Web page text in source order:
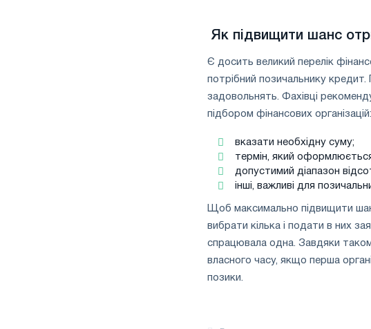
Як підвищити шанс
Є досить великий перелік
потрібний позичальнику кредит.
задовольнять. Фахівці
підбором фінансових організацій:
вказати необхідну суму;
термін, який
допустимий діапазон
інші, важливі для
Щоб максимально підвищити
вибрати кілька і подати в них
спрацювала одна. Завдяки
власного часу, якщо перша
позики.